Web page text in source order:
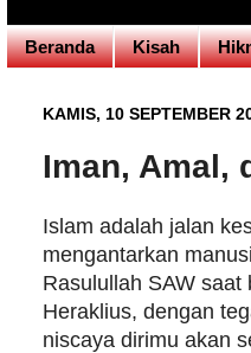
Beranda Kisah
KAMIS, 10 SEPTEMBER
Iman, Amal,
Islam adalah jalan
mengantarkan
Rasulullah SAW
Heraklius, dengan
niscaya dirimu akan